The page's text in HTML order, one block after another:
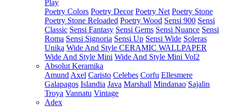
Play
Poetry Colors Poetry Decor Poetry Net Poetry Stone
Poetry Stone Reloaded Poetry Wood Sensi 900 Sensi
Classic Sensi Fantasy Sensi Gems Sensi Nuance Sensi
Roma Sensi Signoria Sensi Up Sensi Wide Soleras
Unika Wide And Style CERAMIC WALLPAPER
Wide And Style Mini Wide And Style Mini Vol2
Absolut Keramika
Amund Axel Caristo Celebes Corfu Ellesmere
Galapagos Islandia Java Marshall Mindanao Sajalin
Troya Vannatu Vintage
Adex